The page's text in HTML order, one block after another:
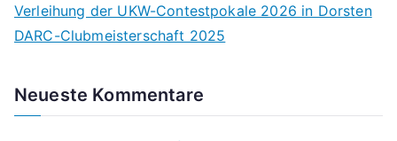
Verleihung der UKW-Contestpokale 2026 in Dorsten
DARC-Clubmeisterschaft 2025
Neueste Kommentare